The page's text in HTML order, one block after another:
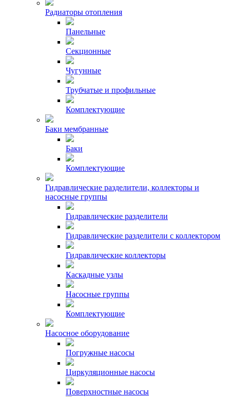
Радиаторы отопления
Панельные
Секционные
Чугунные
Трубчатые и профильные
Комплектующие
Баки мембранные
Баки
Комплектующие
Гидравлические разделители, коллекторы и
насосные группы
Гидравлические разделители
Гидравлические разделители с коллектором
Гидравлические коллекторы
Каскадные узлы
Насосные группы
Комплектующие
Насосное оборудование
Погружные насосы
Циркуляционные насосы
Поверхностные насосы